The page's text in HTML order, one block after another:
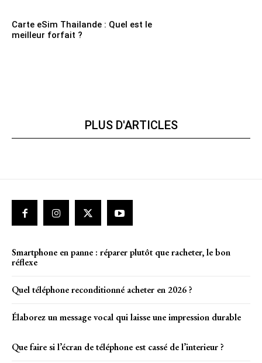
Carte eSim Thailande : Quel est le
meilleur forfait ?
PLUS D'ARTICLES
Smartphone en panne : réparer plutôt que racheter, le bon
réflexe
Quel téléphone reconditionné acheter en 2026 ?
Élaborez un message vocal qui laisse une impression durable
Que faire si l’écran de téléphone est cassé de l’interieur ?